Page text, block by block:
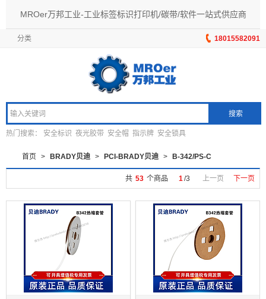
MROer万邦工业-工业标签标识打印机/碳带/软件一站式供应商
18015582091
分类
搜索
热门搜索： 安全标识 夜光胶带 安全帽 指示牌 安全锁具
首页 > BRADY贝迪 > PCI-BRADY贝迪 > B-342/PS-C
共 53 个商品 1 /3 上一页 下一页